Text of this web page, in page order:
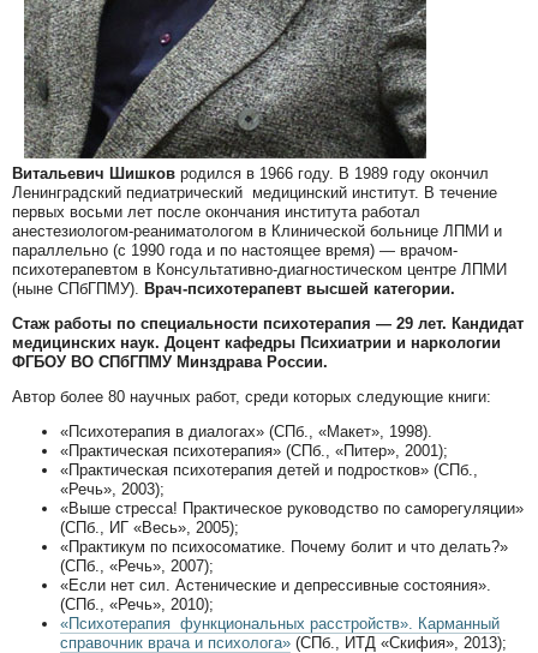
Витальевич Шишков родился в 1966 году. В 1989 году окончил
Ленинградский педиатрический медицинский институт. В течение
первых восьми лет после окончания института работал
анестезиологом-реаниматологом в Клинической больнице ЛПМИ и
параллельно (с 1990 года и по настоящее время) — врачом-
психотерапевтом в Консультативно-диагностическом центре ЛПМИ
(ныне СПбГПМУ).
Врач-психотерапевт высшей категории.
Стаж работы по специальности психотерапия — 29 лет. Кандидат
медицинских наук. Доцент кафедры Психиатрии и наркологии
ФГБОУ ВО СПбГПМУ Минздрава России.
Автор более 80 научных работ, среди которых следующие книги:
«Психотерапия в диалогах» (СПб., «Макет», 1998).
«Практическая психотерапия» (СПб., «Питер», 2001);
«Практическая психотерапия детей и подростков» (СПб.,
«Речь», 2003);
«Выше стресса! Практическое руководство по саморегуляции»
(СПб., ИГ «Весь», 2005);
«Практикум по психосоматике. Почему болит и что делать?»
(СПб., «Речь», 2007);
«Если нет сил. Астенические и депрессивные состояния».
(СПб., «Речь», 2010);
«Психотерапия функциональных расстройств». Карманный
справочник врача и психолога» (СПб., ИТД «Скифия», 2013);